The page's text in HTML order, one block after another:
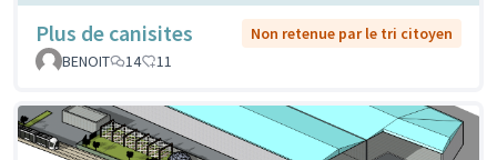
Plus de canisites
Non retenue par le tri citoyen
BENOIT
14 11